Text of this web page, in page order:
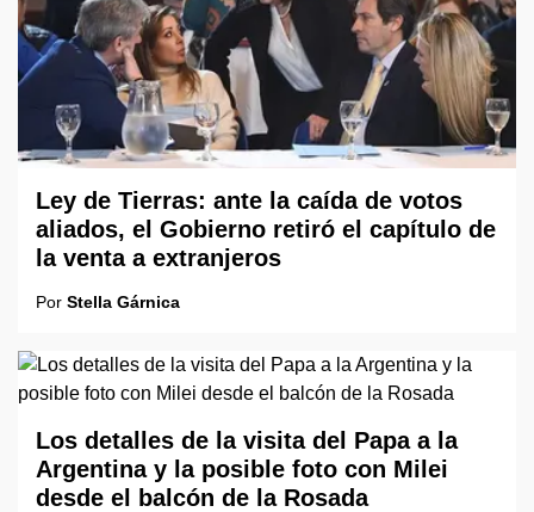
Ley de Tierras: ante la caída de votos
aliados, el Gobierno retiró el capítulo de
la venta a extranjeros
Por Stella Gárnica
Los detalles de la visita del Papa a la
Argentina y la posible foto con Milei
desde el balcón de la Rosada